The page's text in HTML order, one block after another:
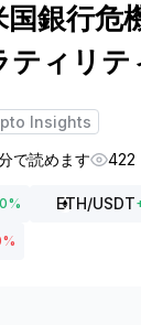
国銀行危
ティリテ
Insights
で読めます 422
% ETH/USDT
%